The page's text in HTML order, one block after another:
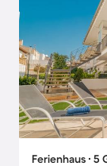
Ferienhaus ∙ 5